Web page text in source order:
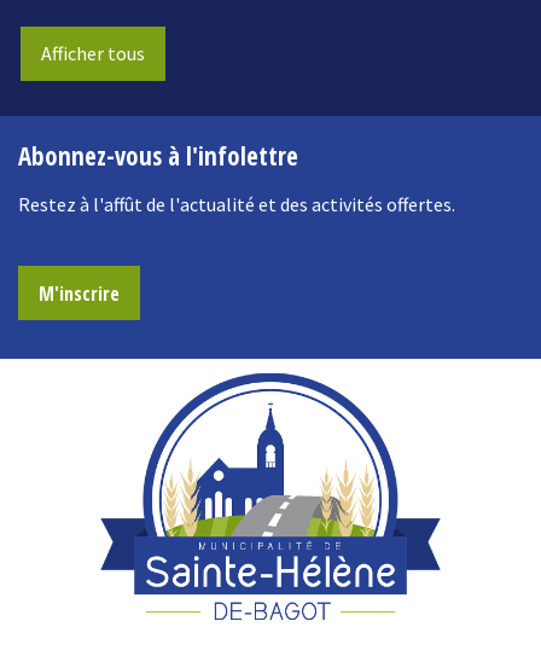
Afficher tous
Abonnez-vous à l'infolettre
Restez à l'affût de l'actualité et des activités offertes.
M'inscrire